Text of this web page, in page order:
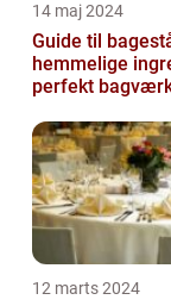
14 maj 2024
Guide til
hemmelige
perfekt
12 marts 2024